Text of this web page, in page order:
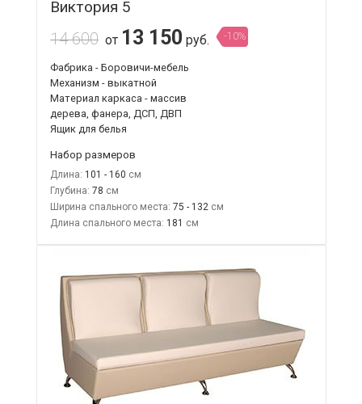
Виктория 5
14 600 от 13 150 руб. -10%
Фабрика - Боровичи-мебель
Механизм - выкатной
Материал каркаса - массив
дерева, фанера, ДСП, ДВП
Ящик для белья
Набор размеров
Длина: 101 - 160
Глубина: 78
Ширина спального места: 75 - 132
Длина спального места: 181